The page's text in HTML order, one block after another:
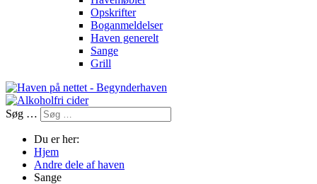
Opskrifter
Boganmeldelser
Haven generelt
Sange
Grill
Søg …
Du er her:
Hjem
Andre dele af haven
Sange